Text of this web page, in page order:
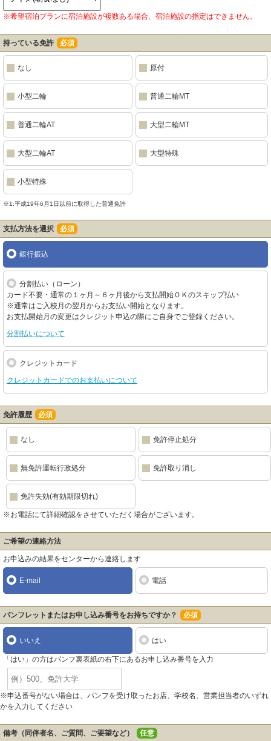
※希望宿泊プランに宿泊施設が複数ある場合、宿泊施設の指定はできません。
持っている免許 必須
なし 原付
小型二輪 普通二輪MT
普通二輪AT 大型二輪MT
大型二輪AT 大型特殊
小型特殊
※1:平成19年6月1日以前に取得した普通免許
支払方法を選択 必須
銀行振込
分割払い（ローン）
カード不要・通常の１ヶ月～６ヶ月後から支払開始ＯＫのスキップ払い
※通常はご入校月の翌月からお支払い開始となります。
お支払開始月の変更はクレジット申込の際にご自身でご登録ください。
分割払いについて
クレジットカード
クレジットカードでのお支払いについて
免許履歴 必須
なし 免許停止処分
無免許運転行政処分 免許取り消し
免許失効(有効期限切れ)
※お電話にて詳細確認をさせていただく場合がございます。
ご希望の連絡方法
お申込みの結果をセンターから連絡します
E-mail 電話
パンフレットまたはお申し込み番号をお持ちですか？ 必須
いいえ はい
「はい」の方はパンフ裏表紙の右下にあるお申し込み番号を入力
※申込番号がない場合は、パンフを受け取ったお店、学校名、営業担当者のいずれ
かを入力してください
備考（同伴者名、ご質問、ご要望など） 任意